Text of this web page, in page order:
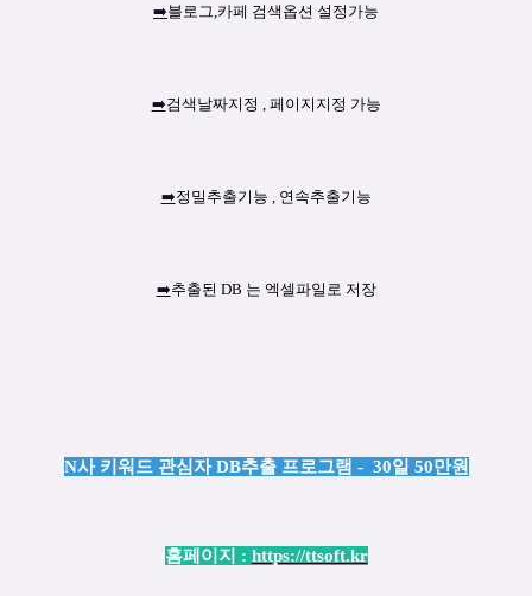
➡️블로그,카페 검색옵션 설정가능
➡️검색날짜지정 , 페이지지정 가능
➡️정밀추출기능 , 연속추출기능
➡️추출된 DB 는 엑셀파일로 저장
N사 키워드 관심자 DB추출 프로그램 - 30일 50만원
홈페이지 : https://ttsoft.kr